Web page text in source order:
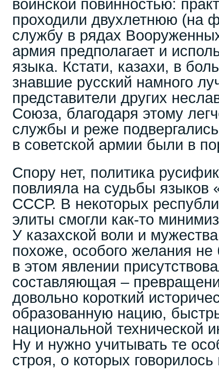
воинской повинностью:
проходили двухлетнюю (на
службу в рядах
армия предполагает и
языка. Кстати, казахи, в
знавшие русский намного
представители других
Союза, благодаря этому
службы и реже
в советской армии были в
Спору нет, политика
повлияла на судьбы языков
СССР. В некоторых
элиты смогли как-то
У казахской воли и
похоже, особого желания
в этом явлении
составляющая –
довольно короткий
образованную нацию,
национальной технической
Ну и нужно учитывать те
строя, о которых